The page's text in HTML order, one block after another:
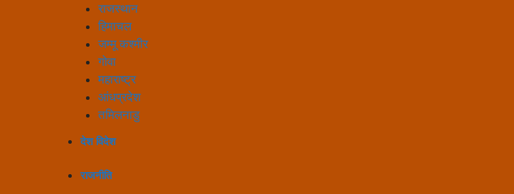
राजस्थान
हिमाचल
जम्मू कश्मीर
गोवा
महाराष्ट्र
आंधप्रदेश
तमिलनाडु
देश विदेश
राजनीति